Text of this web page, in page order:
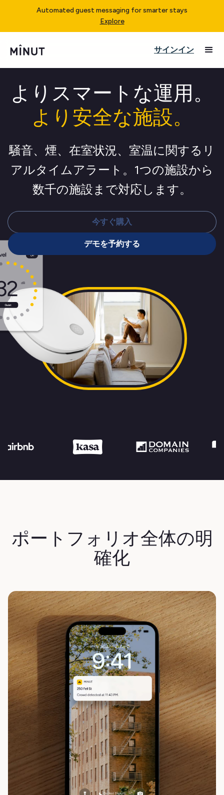
Automated guest messaging for smarter stays
Explore
サインイン
よりスマートな運用。
より安全な施設。
騒音、煙、在室状況、室温に関するリ
アルタイムアラート。1つの施設から
数千の施設まで対応します。
今すぐ購入
デモを予約する
ポートフォリオ全体の明
確化